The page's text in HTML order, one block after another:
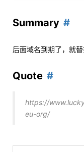
Summary
后面域名到期了，就
Quote
https://
eu-org/